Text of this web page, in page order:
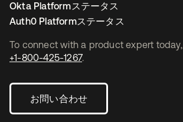
To connect with a product expert today,
+1-800-425-1267.
お問い合わせ
Okta Platformステータス
Auth0 Platformステータス